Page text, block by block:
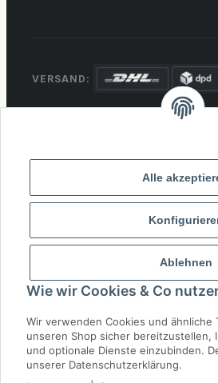
Alle
Ablehnen
Wie wir Cookies & Co
Wir verwenden Cookies und ähnliche
unseren Shop sicher bereitzustellen,
und optionale Dienste einzubinden.
unserer Datenschutzerklärung.
VERSAND:
ZAHLUNG:
* Alle Preise inkl. gesetzlicher USt., zzgl.
© 2026 MCTRADE24. Alle